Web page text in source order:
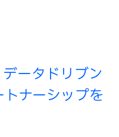
ータドリブン
ナーシップを